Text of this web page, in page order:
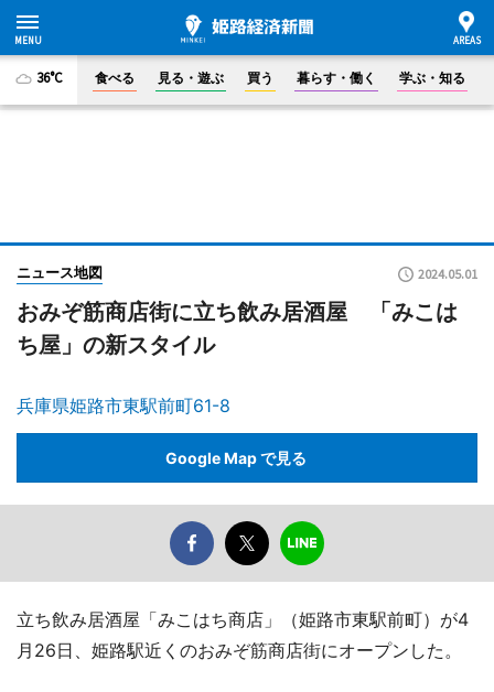
36°C 食べる 見る・遊ぶ 買う 暮らす・働く 学ぶ・知る
ニュース地図 2024.05.01
おみぞ筋商店街に立ち飲み居酒屋 「みこは
ち屋」の新スタイル
兵庫県姫路市東駅前町61-8
Google Map で見る
立ち飲み居酒屋「みこはち商店」（姫路市東駅前町）が4
月26日、姫路駅近くのおみぞ筋商店街にオープンした。